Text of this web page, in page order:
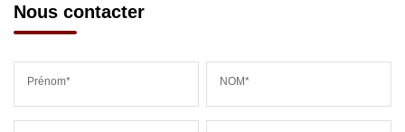
Nous contacter
Prénom* NOM*